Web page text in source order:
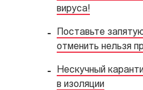
вируса!
Поставьте
отменить нельзя
Нескучный
в изоляции